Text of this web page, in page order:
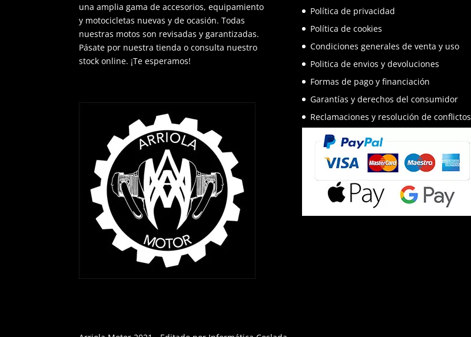
una amplia gama de accesorios, equipamiento
y motocicletas nuevas y de ocasión. Todas
nuestras motos son revisadas y garantizadas.
Pásate por nuestra tienda o consulta nuestro
stock online. ¡Te esperamos!
Política de privacidad
Política de cookies
Condiciones generales de venta y uso
Politica de envios y devoluciones
Formas de pago y financiación
Garantías y derechos del consumidor
Reclamaciones y resolución de conflictos